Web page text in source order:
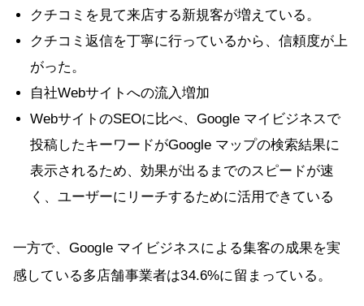
クチコミを見て来店する新規客が増えている。
クチコミ返信を丁寧に行っているから、信頼度が上
がった。
自社Webサイトへの流入増加
WebサイトのSEOに比べ、Google マイビジネスで
投稿したキーワードがGoogle マップの検索結果に
表示されるため、効果が出るまでのスピードが速
く、ユーザーにリーチするために活用できている
一方で、Google マイビジネスによる集客の成果を実
感している多店舗事業者は34.6%に留まっている。